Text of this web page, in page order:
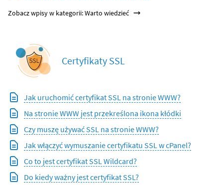
Zobacz wpisy w kategorii: Warto wiedzieć
Certyfikaty SSL
Jak uruchomić certyfikat SSL na stronie WWW?
Na stronie WWW jest przekreślona ikona kłódki
Czy muszę używać SSL na stronie WWW?
Jak włączyć wymuszanie certyfikatu SSL w cPanel?
Co to jest certyfikat SSL Wildcard?
Do kiedy ważny jest certyfikat SSL?